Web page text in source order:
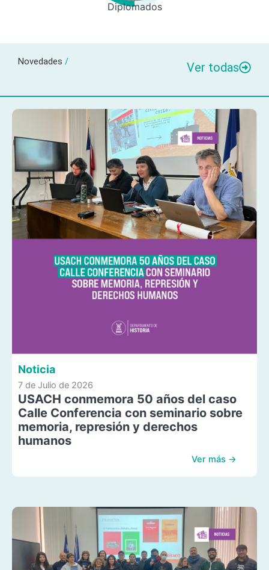
Diplomados
Novedades / Ver todas
Noticia
7 de Julio de 2026
USACH conmemora 50 años del caso
Calle Conferencia con seminario sobre
memoria, represión y derechos
humanos
Ver más →